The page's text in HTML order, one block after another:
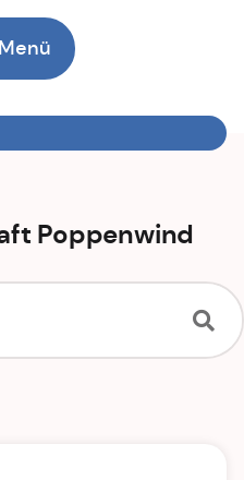
Menü
Poppenwind